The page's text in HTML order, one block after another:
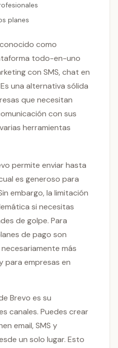
planes
como
todo-en-uno
con SMS, chat en
una alternativa sólida
que necesitan
con sus
herramientas
permite enviar hasta
es generoso para
embargo, la limitación
si necesitas
de golpe. Para
de pago son
más
para empresas en
Brevo es su
canales. Puedes crear
email, SMS y
un solo lugar. Esto